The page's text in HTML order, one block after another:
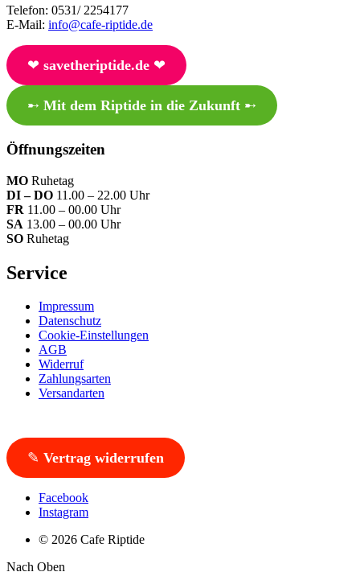
Telefon: 0531/ 2254177
E-Mail: info@cafe-riptide.de
❤︎ savetheriptide.de❤︎
➸ Mit dem Riptide in die Zukunft➸
Öffnungszeiten
MO Ruhetag
DI – DO 11.00 – 22.00 Uhr
FR 11.00 – 00.00 Uhr
SA 13.00 – 00.00 Uhr
SO Ruhetag
Service
Impressum
Datenschutz
Cookie-Einstellungen
AGB
Widerruf
Zahlungsarten
Versandarten
✎ Vertrag widerrufen
Facebook
Instagram
© 2026 Cafe Riptide
Nach Oben